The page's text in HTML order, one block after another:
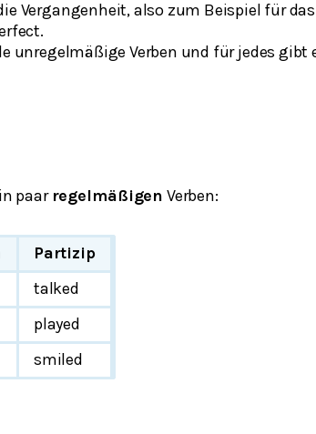
Vergangenheit, also zum Beispiel für das
.
unregelmäßige Verben und für jedes gibt
paar regelmäßigen Verben:
Partizip
talked
played
smiled